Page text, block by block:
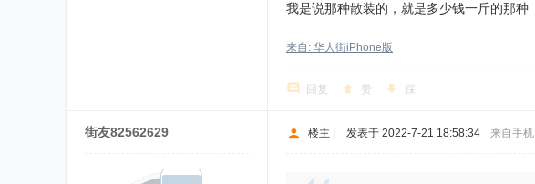
我是说那种散装的，就是多少钱一斤的那种
来自: 华人街iPhone版
回复 赞 踩
街友82562629 楼主 发表于 2022-7-21 18:58:34 来自手机